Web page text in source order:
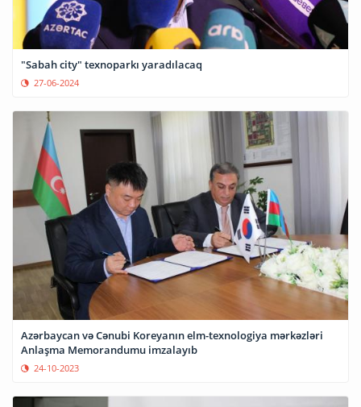
"Sabah city" texnoparkı yaradılacaq
27-06-2024
Azərbaycan və Cənubi Koreyanın elm-texnologiya mərkəzləri
Anlaşma Memorandumu imzalayıb
24-10-2023